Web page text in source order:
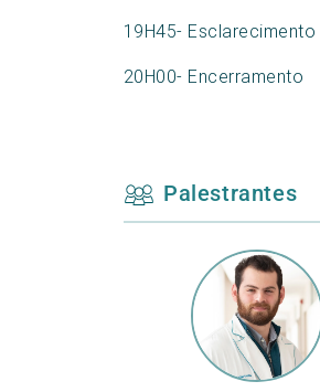
19H45-
20H00- Encerramento
Palestrantes